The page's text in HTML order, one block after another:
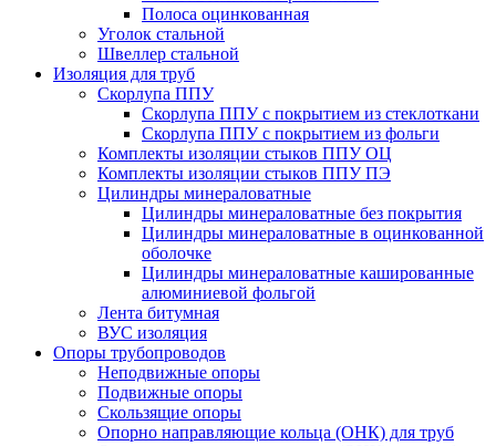
Полоса оцинкованная
Уголок стальной
Швеллер стальной
Изоляция для труб
Скорлупа ППУ
Скорлупа ППУ с покрытием из стеклоткани
Скорлупа ППУ с покрытием из фольги
Комплекты изоляции стыков ППУ ОЦ
Комплекты изоляции стыков ППУ ПЭ
Цилиндры минераловатные
Цилиндры минераловатные без покрытия
Цилиндры минераловатные в оцинкованной
оболочке
Цилиндры минераловатные кашированные
алюминиевой фольгой
Лента битумная
ВУС изоляция
Опоры трубопроводов
Неподвижные опоры
Подвижные опоры
Скользящие опоры
Опорно направляющие кольца (ОНК) для труб